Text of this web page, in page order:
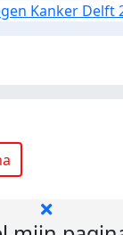
Kanker Delft